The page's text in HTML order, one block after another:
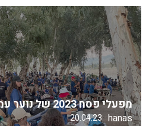
מפעלי פסח 2023 של נוער עמק יזרעאל
hanas
20.04.23